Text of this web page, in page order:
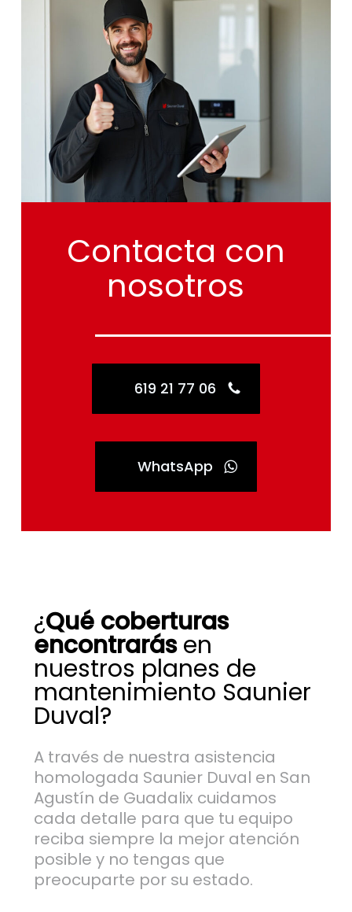
Contacta con
nosotros
619 21 77 06
WhatsApp
¿Qué coberturas
encontrarásen
nuestros planes de
mantenimiento Saunier
Duval?
A través de nuestra asistencia
homologada Saunier Duval en San
Agustín de Guadalix cuidamos
cada detalle para que tu equipo
reciba siempre la mejor atención
posible y no tengas que
preocuparte por su estado.